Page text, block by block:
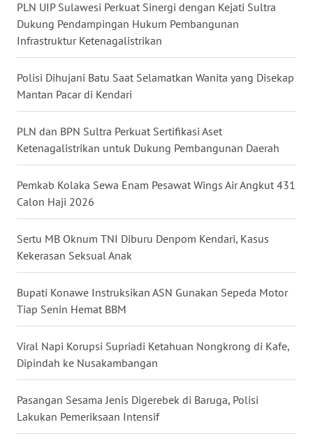
PLN UIP Sulawesi Perkuat Sinergi dengan Kejati Sultra
Dukung Pendampingan Hukum Pembangunan
Infrastruktur Ketenagalistrikan
Polisi Dihujani Batu Saat Selamatkan Wanita yang Disekap
Mantan Pacar di Kendari
PLN dan BPN Sultra Perkuat Sertifikasi Aset
Ketenagalistrikan untuk Dukung Pembangunan Daerah
Pemkab Kolaka Sewa Enam Pesawat Wings Air Angkut 431
Calon Haji 2026
Sertu MB Oknum TNI Diburu Denpom Kendari, Kasus
Kekerasan Seksual Anak
Bupati Konawe Instruksikan ASN Gunakan Sepeda Motor
Tiap Senin Hemat BBM
Viral Napi Korupsi Supriadi Ketahuan Nongkrong di Kafe,
Dipindah ke Nusakambangan
Pasangan Sesama Jenis Digerebek di Baruga, Polisi
Lakukan Pemeriksaan Intensif
RIAU
WN
SERAMBI
WN
WN
SULTRA
WN
NTB
WN
SULTENG
WN
SULBAR
WN
BABEL
WN
SUMBAR